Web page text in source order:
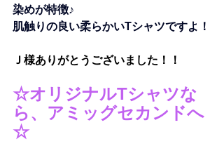
染めが特徴♪
肌触りの良い柔らかいTシャツですよ！
Ｊ様ありがとうございました！！
☆オリジナルTシャツな
ら、アミッグセカンドへ
☆